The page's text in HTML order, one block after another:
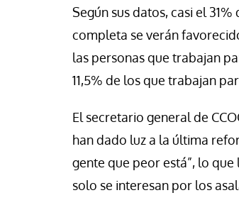
Según sus datos, casi el
completa se verán
las personas que trabajan
11,5% de los que trabajan
El secretario general de
han dado luz a la última
gente que peor está”, lo
solo se interesan por los